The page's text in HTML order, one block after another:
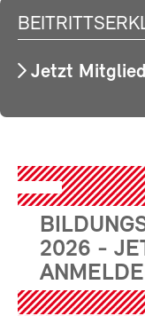
Jetzt
2026 -